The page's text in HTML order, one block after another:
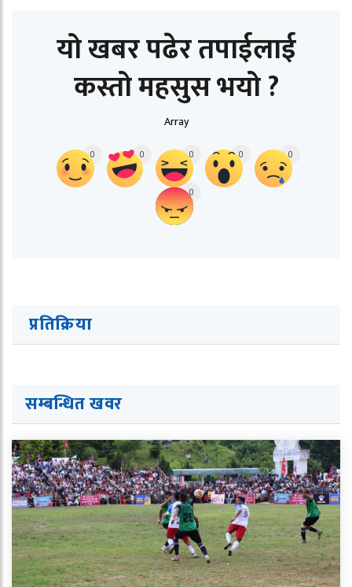
यो खबर पढेर तपाईलाई
कस्तो महसुस भयो ?
Array
0 0 0 0 0
0
प्रतिक्रिया
सम्बन्धित खवर